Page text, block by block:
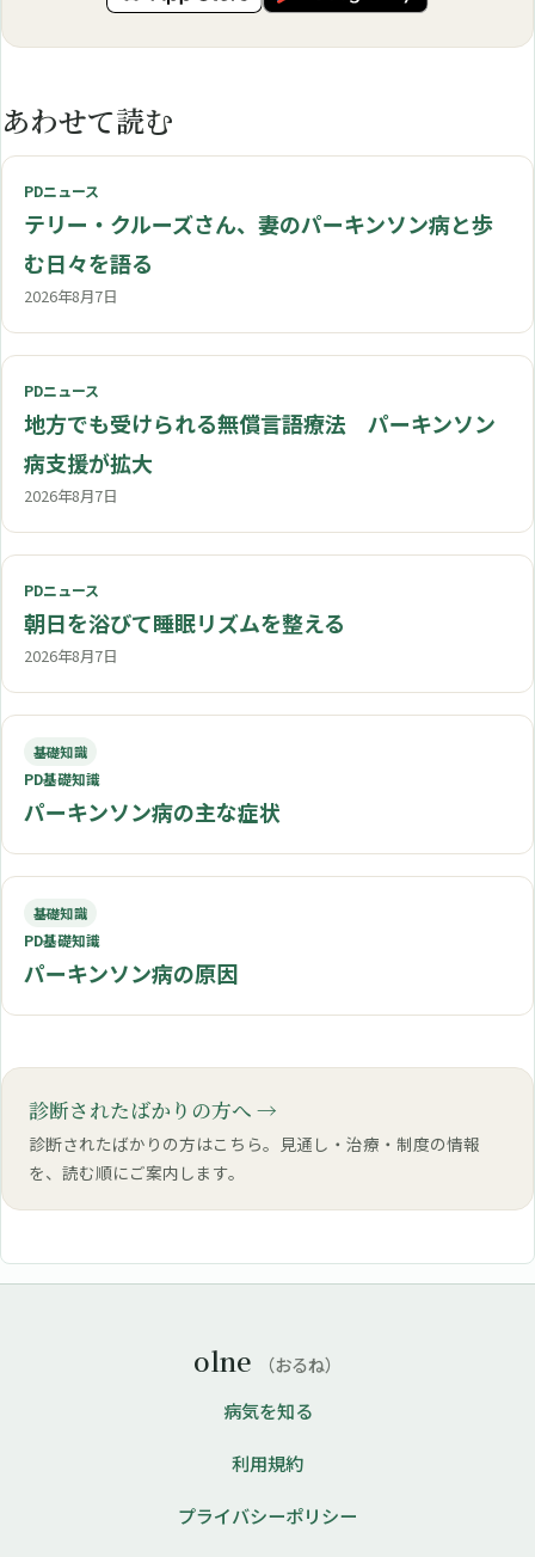
あわせて読む
PDニュース
テリー・クルーズさん、妻のパーキンソン病と歩
む日々を語る
2026年8月7日
PDニュース
地方でも受けられる無償言語療法 パーキンソン
病支援が拡大
2026年8月7日
PDニュース
朝日を浴びて睡眠リズムを整える
2026年8月7日
基礎知識
PD基礎知識
パーキンソン病の主な症状
基礎知識
PD基礎知識
パーキンソン病の原因
診断されたばかりの方へ
診断されたばかりの方はこちら。見通し・治療・制度の情報
を、読む順にご案内します。
olne （おるね）
病気を知る
利用規約
プライバシーポリシー